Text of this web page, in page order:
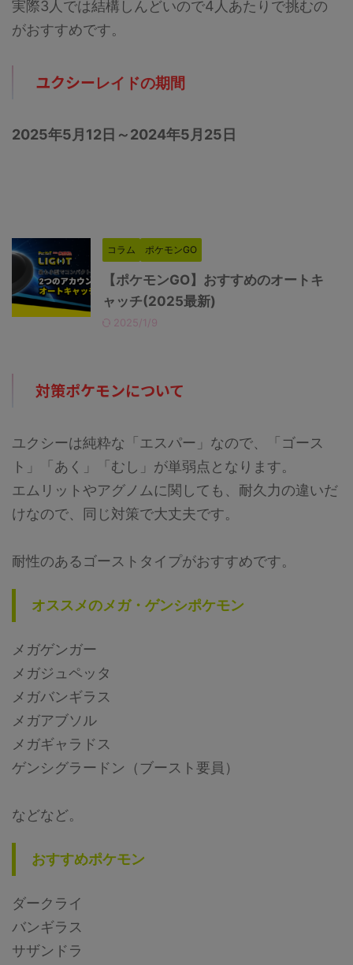
実際3人では結構しんどいので4人あたりで挑むの
がおすすめです。
ユクシーレイドの期間
2025年5月12日～2024年5月25日
コラム ポケモンGO
【ポケモンGO】おすすめのオートキ
ャッチ(2025最新)
2025/1/9
対策ポケモンについて
ユクシーは純粋な「エスパー」なので、「ゴース
ト」「あく」「むし」が単弱点となります。
エムリットやアグノムに関しても、耐久力の違いだ
けなので、同じ対策で大丈夫です。
耐性のあるゴーストタイプがおすすめです。
オススメのメガ・ゲンシポケモン
メガゲンガー
メガジュペッタ
メガバンギラス
メガアブソル
メガギャラドス
ゲンシグラードン（ブースト要員）
などなど。
おすすめポケモン
ダークライ
バンギラス
サザンドラ